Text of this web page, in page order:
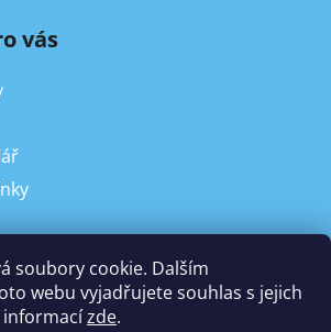
soubory cookie. Dalším
webu vyjadřujete souhlas s jejich
informacízde.
vás
od kupní smlouvy, reklamace
smlouvy